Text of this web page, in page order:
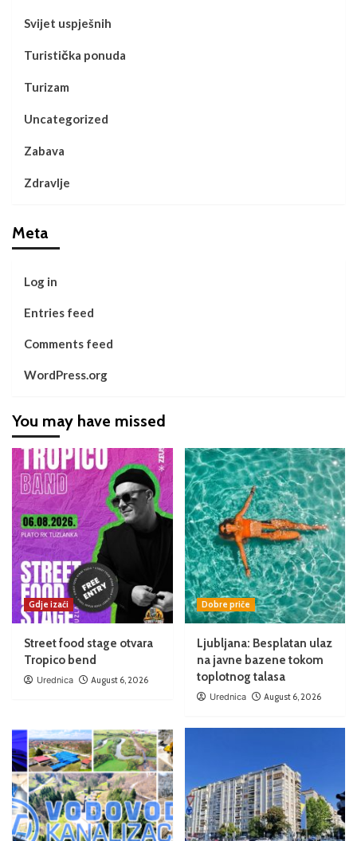
Svijet uspješnih
Turistička ponuda
Turizam
Uncategorized
Zabava
Zdravlje
Meta
Log in
Entries feed
Comments feed
WordPress.org
You may have missed
Gdje izaći
Street food stage otvara
Tropico bend
Urednica August 6, 2026
Dobre priče
Ljubljana: Besplatan ulaz
na javne bazene tokom
toplotnog talasa
Urednica August 6, 2026